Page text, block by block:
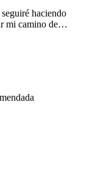
haciendo
mi camino de